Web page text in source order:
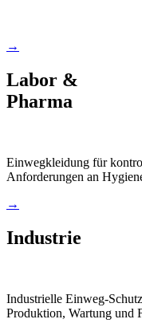
→
Labor &
Pharma
Einwegkleidung für
Anforderungen an
→
Industrie
Industrielle Einweg-
Produktion, Wartung und